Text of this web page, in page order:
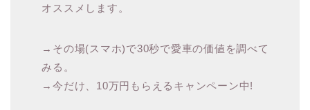
オススメします。
→その場(スマホ)で30秒で愛車の価値を調べて
みる。
→今だけ、10万円もらえるキャンペーン中!